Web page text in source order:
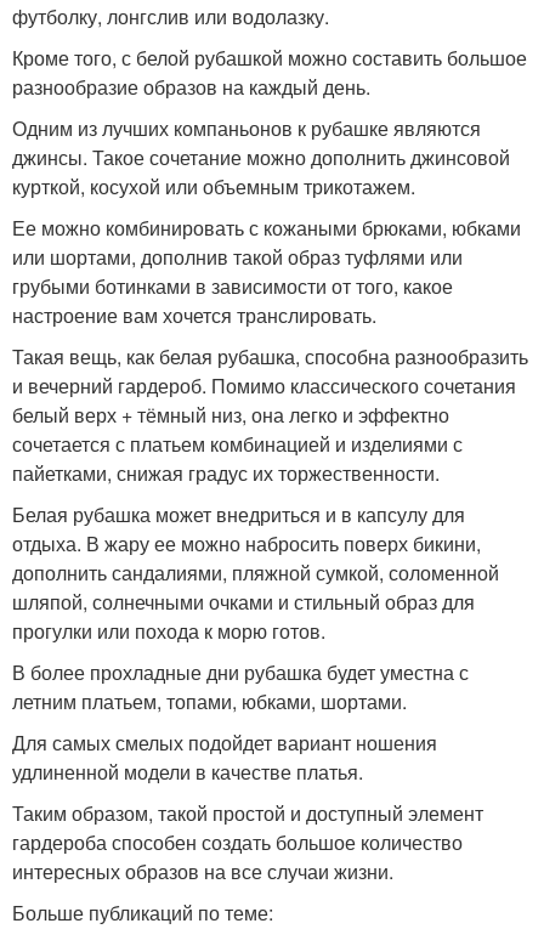
футболку, лонгслив или водолазку.
Кроме того, с белой рубашкой можно составить большое
разнообразие образов на каждый день.
Одним из лучших компаньонов к рубашке являются
джинсы. Такое сочетание можно дополнить джинсовой
курткой, косухой или объемным трикотажем.
Ее можно комбинировать с кожаными брюками, юбками
или шортами, дополнив такой образ туфлями или
грубыми ботинками в зависимости от того, какое
настроение вам хочется транслировать.
Такая вещь, как белая рубашка, способна разнообразить
и вечерний гардероб. Помимо классического сочетания
белый верх + тёмный низ, она легко и эффектно
сочетается с платьем комбинацией и изделиями с
пайетками, снижая градус их торжественности.
Белая рубашка может внедриться и в капсулу для
отдыха. В жару ее можно набросить поверх бикини,
дополнить сандалиями, пляжной сумкой, соломенной
шляпой, солнечными очками и стильный образ для
прогулки или похода к морю готов.
В более прохладные дни рубашка будет уместна с
летним платьем, топами, юбками, шортами.
Для самых смелых подойдет вариант ношения
удлиненной модели в качестве платья.
Таким образом, такой простой и доступный элемент
гардероба способен создать большое количество
интересных образов на все случаи жизни.
Больше публикаций по теме: